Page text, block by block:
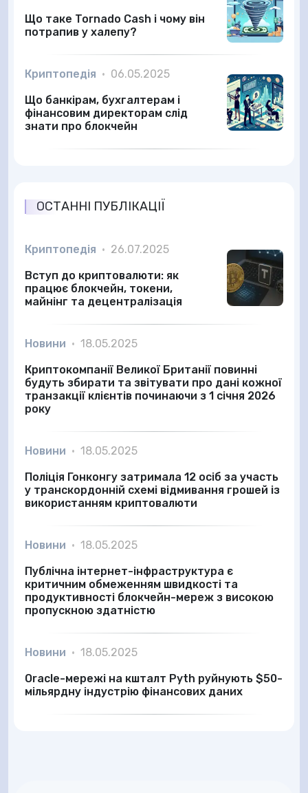
Що таке Tornado Cash і чому він
потрапив у халепу?
Криптопедія • 06.05.2025
Що банкірам, бухгалтерам і
фінансовим директорам слід
знати про блокчейн
ОСТАННІ ПУБЛІКАЦІЇ
Криптопедія • 26.07.2025
Вступ до криптовалюти: як
працює блокчейн, токени,
майнінг та децентралізація
Новини • 18.05.2025
Криптокомпанії Великої Британії повинні
будуть збирати та звітувати про дані кожної
транзакції клієнтів починаючи з 1 січня 2026
року
Новини • 18.05.2025
Поліція Гонконгу затримала 12 осіб за участь
у транскордонній схемі відмивання грошей із
використанням криптовалюти
Новини • 18.05.2025
Публічна інтернет-інфраструктура є
критичним обмеженням швидкості та
продуктивності блокчейн-мереж з високою
пропускною здатністю
Новини • 18.05.2025
Oracle-мережі на кшталт Pyth руйнують $50-
мільярдну індустрію фінансових даних